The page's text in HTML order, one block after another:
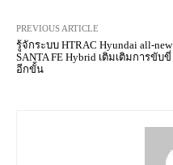
PREVIOUS ARTICLE
รู้จักระบบ HTRAC Hyundai all-new
SANTA FE Hybrid เติมเติมการขับขี่
อีกขั้น